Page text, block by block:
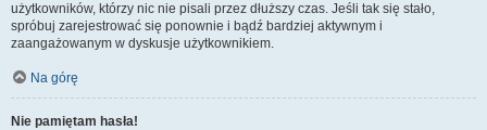
użytkowników, którzy nic nie pisali przez dłuższy czas. Jeśli tak się stało,
spróbuj zarejestrować się ponownie i bądź bardziej aktywnym i
zaangażowanym w dyskusje użytkownikiem.
Na górę
Nie pamiętam hasła!